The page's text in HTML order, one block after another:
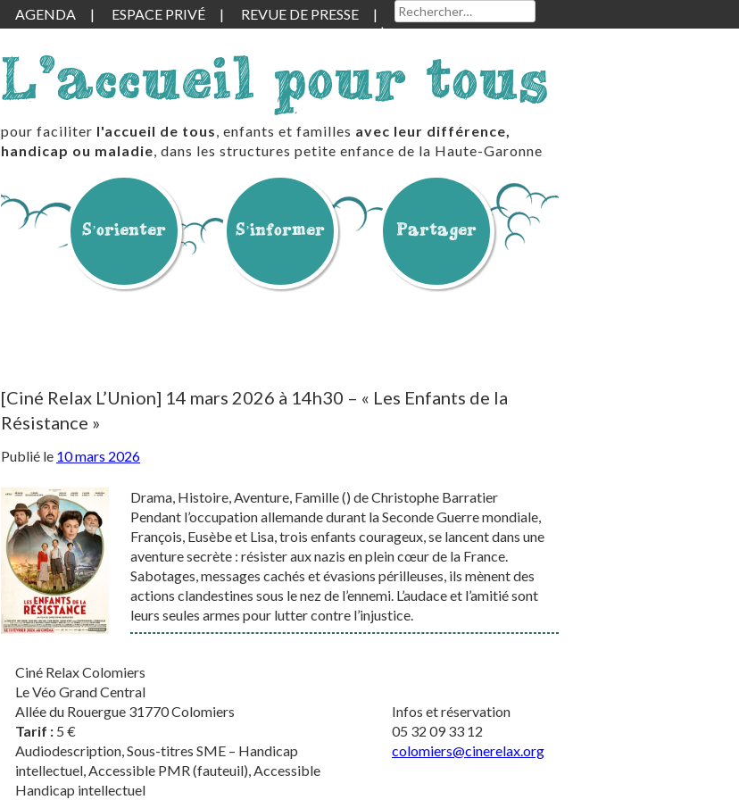
L'accueil pour tous
pour faciliter l'accueil de tous, enfants et familles avec leur différence,
handicap ou maladie, dans les structures petite enfance de la Haute-Garonne
S’orienter S’informer Partager
AGENDA ESPACE PRIVÉ REVUE DE PRESSE Rechercher :
[Ciné Relax L’Union] 14 mars 2026 à 14h30 – « Les Enfants de la
Résistance »
Publié le 10 mars 2026
Drama, Histoire, Aventure, Famille () de Christophe Barratier
Pendant l’occupation allemande durant la Seconde Guerre mondiale,
François, Eusèbe et Lisa, trois enfants courageux, se lancent dans une
aventure secrète : résister aux nazis en plein cœur de la France.
Sabotages, messages cachés et évasions périlleuses, ils mènent des
actions clandestines sous le nez de l’ennemi. L’audace et l’amitié sont
leurs seules armes pour lutter contre l’injustice.
Ciné Relax Colomiers
Le Véo Grand Central
Allée du Rouergue 31770 Colomiers
Tarif : 5 €
Audiodescription, Sous-titres SME – Handicap
intellectuel, Accessible PMR (fauteuil), Accessible
Handicap intellectuel
Infos et réservation
05 32 09 33 12
colomiers@cinerelax.org